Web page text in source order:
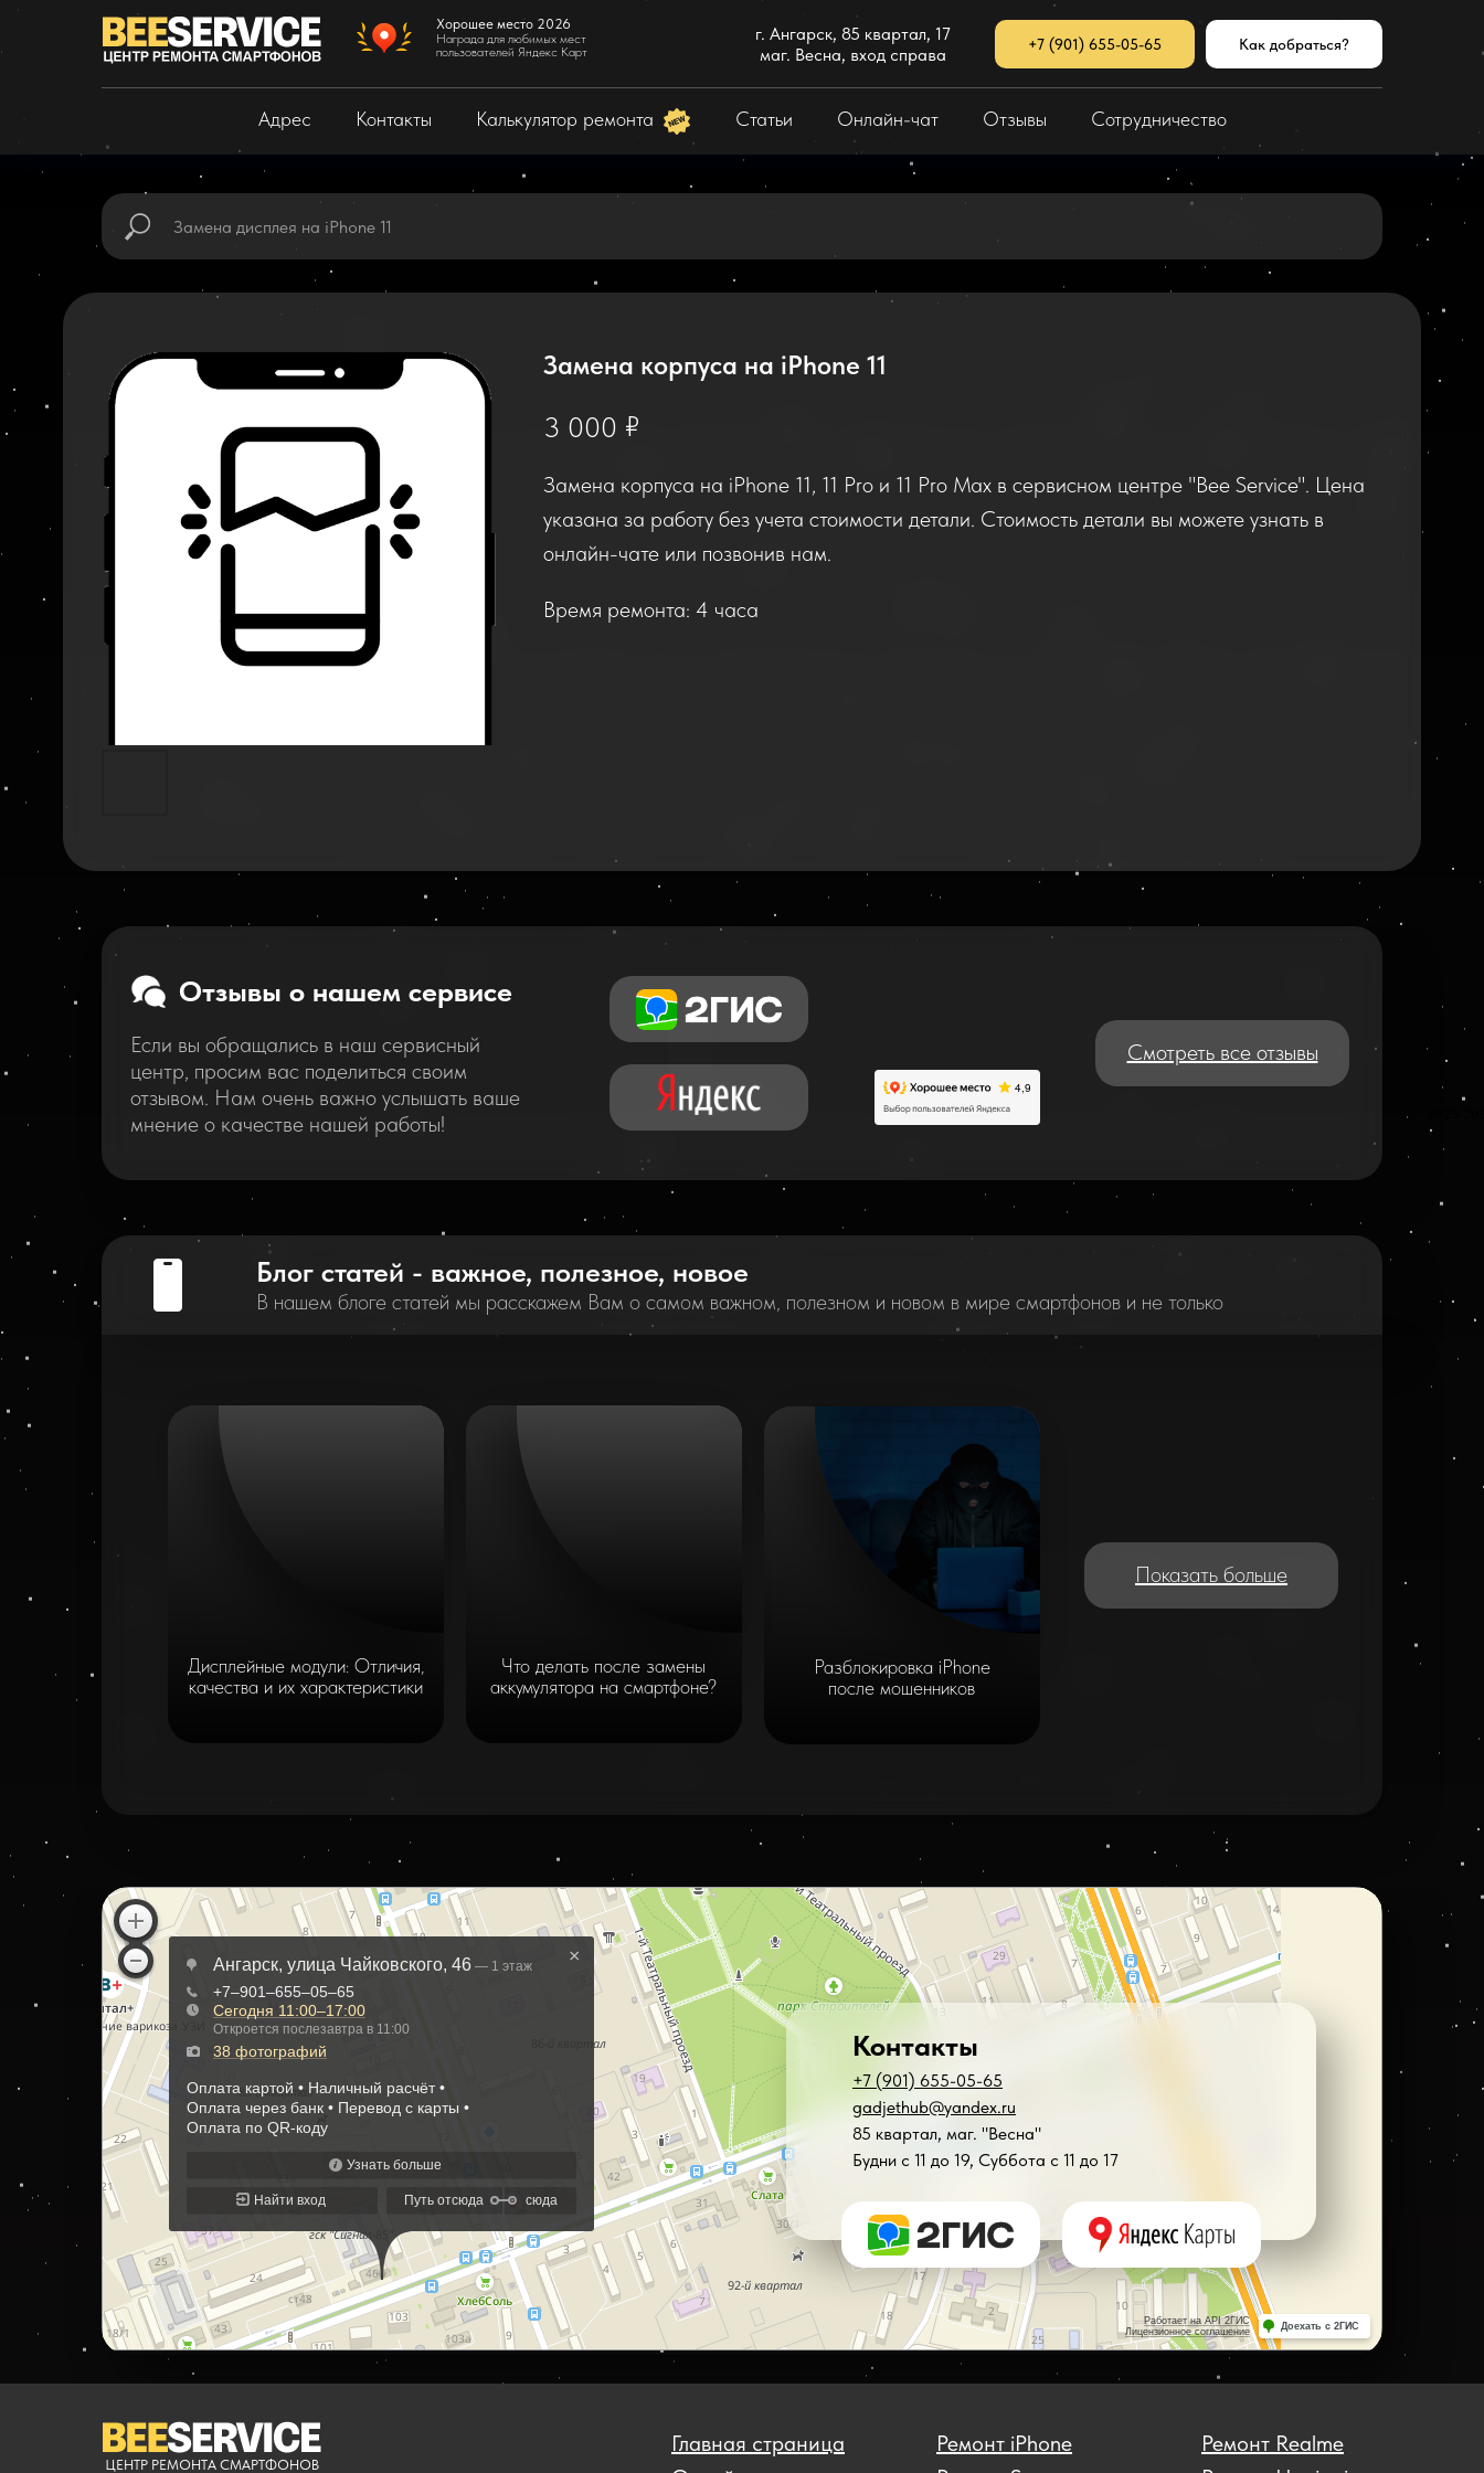
Хорошее место 2026
Награда для любимых мест
пользователей Яндекс Карт
г. Ангарск, 85 квартал, 17
маг. Весна, вход справа
+7 (901) 655-05-65 Как добраться?
Адрес Контакты Калькулятор ремонта Статьи Онлайн-чат Отзывы Сотрудничество
Замена корпуса на iPhone 11
3 000 ₽
Замена корпуса на iPhone 11, 11 Pro и 11 Pro Max в сервисном центре "Bee Service". Цена
указана за работу без учета стоимости детали. Стоимость детали вы можете узнать в
онлайн-чате или позвонив нам.
Время ремонта: 4 часа
Если вы обращались в наш сервисный
центр, просим вас поделиться своим
отзывом. Нам очень важно услышать ваше
мнение о качестве нашей работы!
Отзывы о нашем сервисе
Смотреть все отзывы
Блог статей - важное, полезное, новое
В нашем блоге статей мы расскажем Вам о самом важном, полезном и новом в мире смартфонов и не только
Разблокировка iPhone
после мошенников
Что делать после замены
аккумулятора на смартфоне?
Дисплейные модули: Отличия,
качества и их характеристики
Показать больше
+7 (901) 655-05-65
gadjethub@yandex.ru
85 квартал, маг. "Весна"
Будни с 11 до 19, Суббота с 11 до 17
Контакты
Главная страница
Ремонт iPhone
Ремонт Realme
ЦЕНТР РЕМОНТА СМАРТФОНОВ